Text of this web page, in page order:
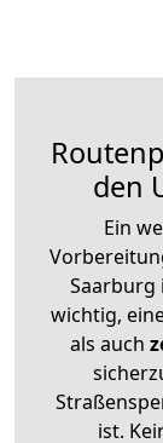
den
Ein
Saarburg
wichtig,
als auch
ist.